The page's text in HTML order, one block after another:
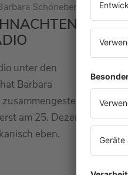
Schöneberger
unter den
Barbara
mit
am 25. Dezember
eben.